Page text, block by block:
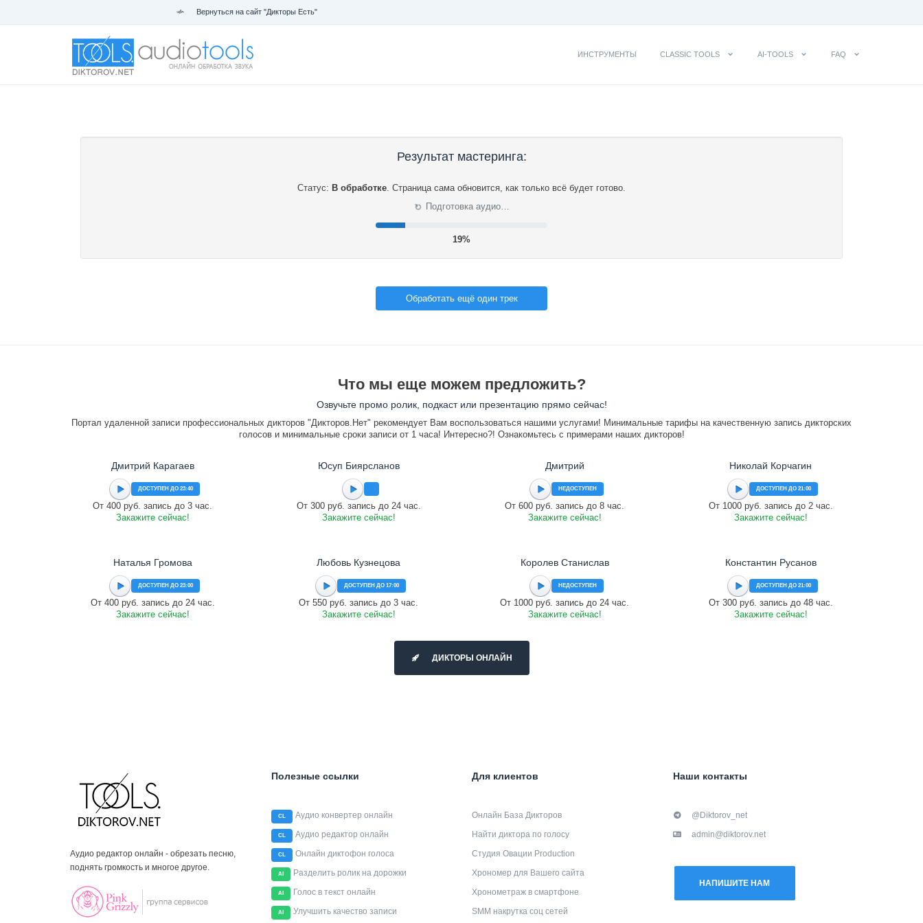
Вернуться на сайт "Дикторы Есть"
ИНСТРУМЕНТЫ CLASSIC TOOLS AI-TOOLS FAQ
Результат мастеринга:
Статус: В обработке. Страница сама обновится, как только всё будет готово.
⟳ Подготовка аудио…
20%
Обработать ещё один трек
Что мы еще можем предложить?
Озвучьте промо ролик, подкаст или презентацию прямо сейчас!
Портал удаленной записи профессиональных дикторов "Дикторов.Нет" рекомендует Вам воспользоваться нашими услугами! Минимальные тарифы на качественную запись дикторских
голосов и минимальные сроки записи от 1 часа! Интересно?! Ознакомьтесь с примерами наших дикторов!
Дмитрий Карагаев
ДОСТУПЕН ДО 23:40
От 400 руб. запись до 3 час.
Закажите сейчас!
Юсуп Биярсланов
От 300 руб. запись до 24 час.
Закажите сейчас!
Дмитрий
НЕДОСТУПЕН
От 600 руб. запись до 8 час.
Закажите сейчас!
Николай Корчагин
ДОСТУПЕН ДО 21:00
От 1000 руб. запись до 2 час.
Закажите сейчас!
Наталья Громова
ДОСТУПЕН ДО 23:00
От 400 руб. запись до 24 час.
Закажите сейчас!
Любовь Кузнецова
ДОСТУПЕН ДО 17:00
От 550 руб. запись до 3 час.
Закажите сейчас!
Королев Станислав
НЕДОСТУПЕН
От 1000 руб. запись до 24 час.
Закажите сейчас!
Константин Русанов
ДОСТУПЕН ДО 21:00
От 300 руб. запись до 48 час.
Закажите сейчас!
ДИКТОРЫ ОНЛАЙН
Аудио редактор онлайн - обрезать песню,
поднять громкость и многое другое.
Полезные ссылки
CL Аудио конвертер онлайн
CL Аудио редактор онлайн
CL Онлайн диктофон голоса
AI Разделить ролик на дорожки
AI Голос в текст онлайн
AI Улучшить качество записи
Для клиентов
Онлайн База Дикторов
Найти диктора по голосу
Студия Овации Production
Хрономер для Вашего сайта
Хронометраж в смартфоне
SMM накрутка соц сетей
Наши контакты
@Diktorov_net
admin@diktorov.net
НАПИШИТЕ НАМ